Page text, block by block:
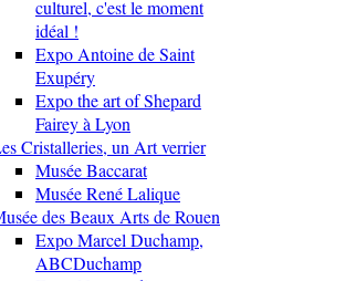
culturel, c'est le moment
idéal !
Expo Antoine de Saint
Exupéry
Expo the art of Shepard
Fairey à Lyon
Cristalleries, un Art verrier
Musée Baccarat
Musée René Lalique
des Beaux Arts de Rouen
Expo Marcel Duchamp,
ABCDuchamp